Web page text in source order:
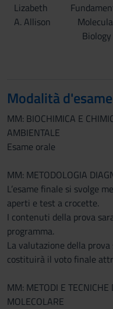
Lizabeth
A. Allison
Biology
Modalità d'esame
MM: BIOCHIMICA E
AMBIENTALE
Esame orale
MM: METODOLOGIA
L’esame finale si svolge
aperti e test a crocette.
I contenuti della prova
programma.
La valutazione della
costituirà il voto finale
MM: METODI E
MOLECOLARE